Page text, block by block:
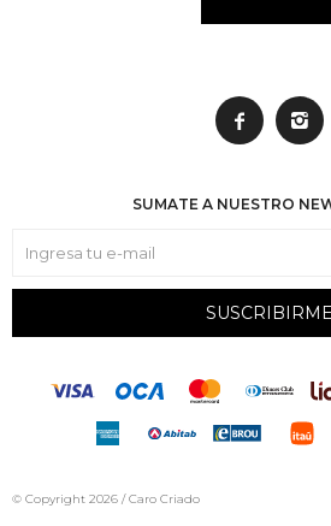
 
SUMATE A NUESTRO
SUSCRIBIRME
© Copyright 2026 / Caro Criado